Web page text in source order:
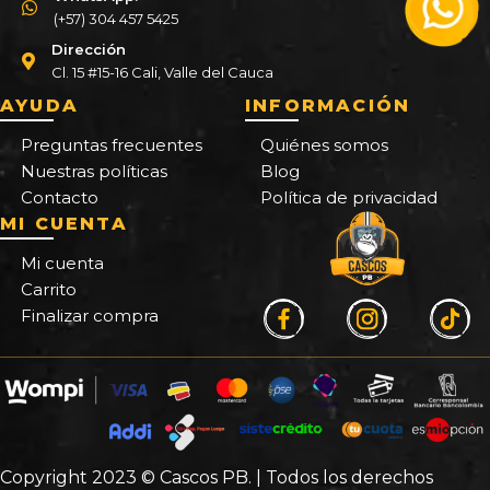
(+57) 304 457 5425
Dirección
Cl. 15 #15-16 Cali, Valle del Cauca
AYUDA
Preguntas frecuentes
Nuestras políticas
Contacto
INFORMACIÓN
Quiénes somos
Blog
Política de privacidad
MI CUENTA
Mi cuenta
Carrito
Finalizar compra
Copyright 2023 © Cascos PB. | Todos los derechos